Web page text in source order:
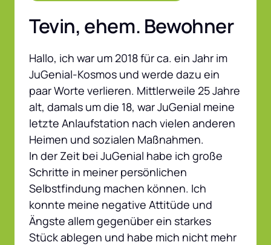
Tevin, ehem. Bewohner
Hallo, ich war um 2018 für ca. ein Jahr im
JuGenial-Kosmos und werde dazu ein
paar Worte verlieren. Mittlerweile 25 Jahre
alt, damals um die 18, war JuGenial meine
letzte Anlaufstation nach vielen anderen
Heimen und sozialen Maßnahmen.
In der Zeit bei JuGenial habe ich große
Schritte in meiner persönlichen
Selbstfindung machen können. Ich
konnte meine negative Attitüde und
Ängste allem gegenüber ein starkes
Stück ablegen und habe mich nicht mehr